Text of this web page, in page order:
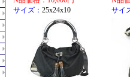
サイズ： 25x24x10
サイ